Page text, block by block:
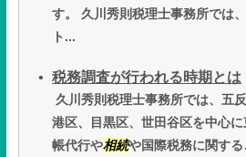
す。 久川秀則税理士事務所では
ト...
税務調査が行われる時期とは
久川秀則税理士事務所では、五
港区、目黒区、世田谷区を中心
帳代行や相続や国際税務に関する